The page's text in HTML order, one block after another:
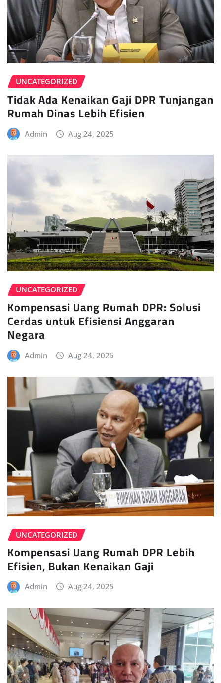
UNCATEGORIZED
Tidak Ada Kenaikan Gaji DPR Tunjangan
Rumah Dinas Lebih Efisien
Admin Aug 24, 2025
UNCATEGORIZED
Kompensasi Uang Rumah DPR: Solusi
Cerdas untuk Efisiensi Anggaran
Negara
Admin Aug 24, 2025
UNCATEGORIZED
Kompensasi Uang Rumah DPR Lebih
Efisien, Bukan Kenaikan Gaji
Admin Aug 24, 2025